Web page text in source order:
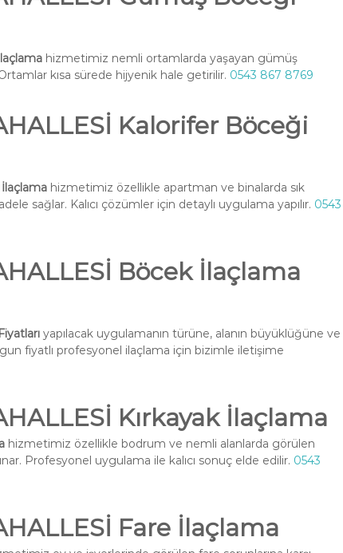
hizmetimiz nemli ortamlarda yaşayan gümüş
kısa sürede hijyenik hale getirilir. 0543 867 8769
Kalorifer Böceği
hizmetimiz özellikle apartman ve binalarda sık
sağlar. Kalıcı çözümler için detaylı uygulama yapılır. 0543
Böcek İlaçlama
yapılacak uygulamanın türüne, alanın büyüklüğüne ve
fiyatlı profesyonel ilaçlama için bizimle iletişime
Kırkayak İlaçlama
hizmetimiz özellikle bodrum ve nemli alanlarda görülen
Profesyonel uygulama ile kalıcı sonuç elde edilir. 0543
Fare İlaçlama